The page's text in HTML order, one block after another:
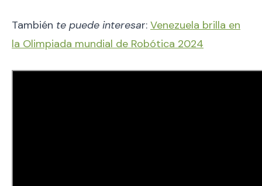
También te puede interesar: Venezuela brilla en
la Olimpiada mundial de Robótica 2024